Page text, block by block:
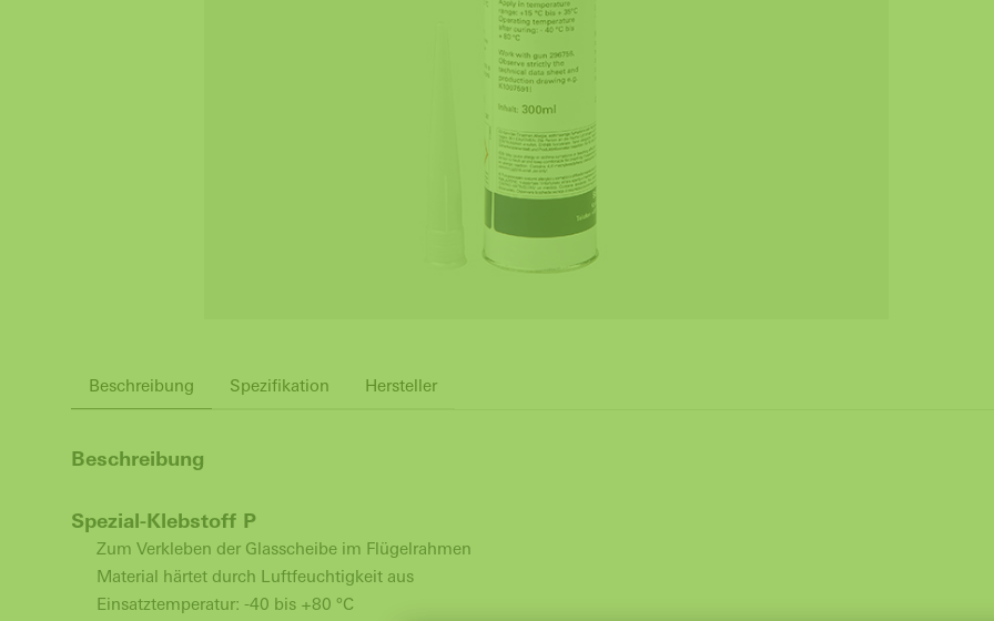
Beschreibung Spezifikation Hersteller
Beschreibung
Spezial-Klebstoff P
Zum Verkleben der Glasscheibe im Flügelrahmen
Material härtet durch Luftfeuchtigkeit aus
Einsatztemperatur: -40 bis +80 °C